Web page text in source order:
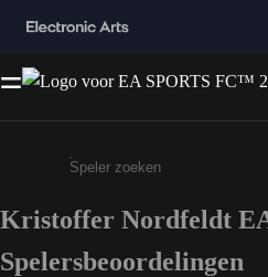
Enter a minimum of 3
Kristoffer Nordfeldt
Spelersbeoordelingen